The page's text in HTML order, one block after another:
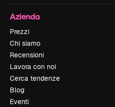
Azienda
Prezzi
Chi siamo
Recensioni
Lavora con noi
Cerca tendenze
Blog
Eventi